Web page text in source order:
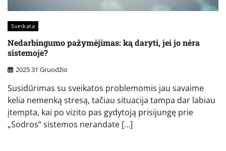
Sveikata
Nedarbingumo pažymėjimas: ką daryti, jei jo nėra
sistemoje?
2025 31 Gruodžio
Susidūrimas su sveikatos problemomis jau savaime
kelia nemenką stresą, tačiau situacija tampa dar labiau
įtempta, kai po vizito pas gydytoją prisijungę prie
„Sodros“ sistemos nerandate […]